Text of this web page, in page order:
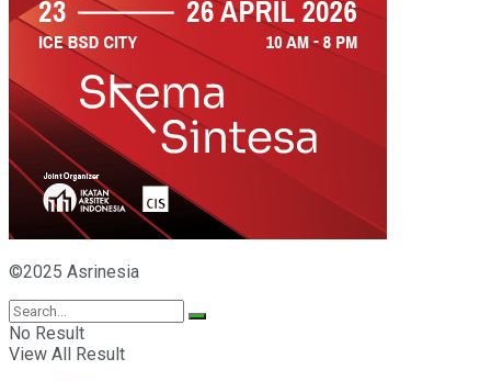
©2025 Asrinesia
No Result
View All Result